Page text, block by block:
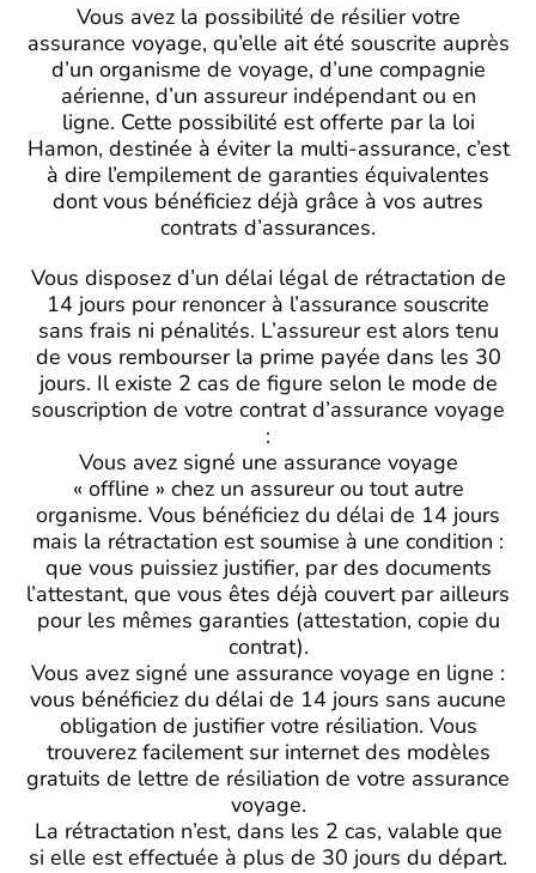
Vous avez la possibilité de résilier votre
assurance voyage, qu’elle ait été souscrite auprès
d’un organisme de voyage, d’une compagnie
aérienne, d’un assureur indépendant ou en
ligne. Cette possibilité est offerte par la loi
Hamon, destinée à éviter la multi-assurance, c’est
à dire l’empilement de garanties équivalentes
dont vous bénéficiez déjà grâce à vos autres
contrats d’assurances.
Vous disposez d’un délai légal de rétractation de
14 jours pour renoncer à l’assurance souscrite
sans frais ni pénalités. L’assureur est alors tenu
de vous rembourser la prime payée dans les 30
jours. Il existe 2 cas de figure selon le mode de
souscription de votre contrat d’assurance voyage
:
Vous avez signé une assurance voyage
« offline » chez un assureur ou tout autre
organisme. Vous bénéficiez du délai de 14 jours
mais la rétractation est soumise à une condition :
que vous puissiez justifier, par des documents
l’attestant, que vous êtes déjà couvert par ailleurs
pour les mêmes garanties (attestation, copie du
contrat).
Vous avez signé une assurance voyage en ligne :
vous bénéficiez du délai de 14 jours sans aucune
obligation de justifier votre résiliation. Vous
trouverez facilement sur internet des modèles
gratuits de lettre de résiliation de votre assurance
voyage.
La rétractation n’est, dans les 2 cas, valable que
si elle est effectuée à plus de 30 jours du départ.